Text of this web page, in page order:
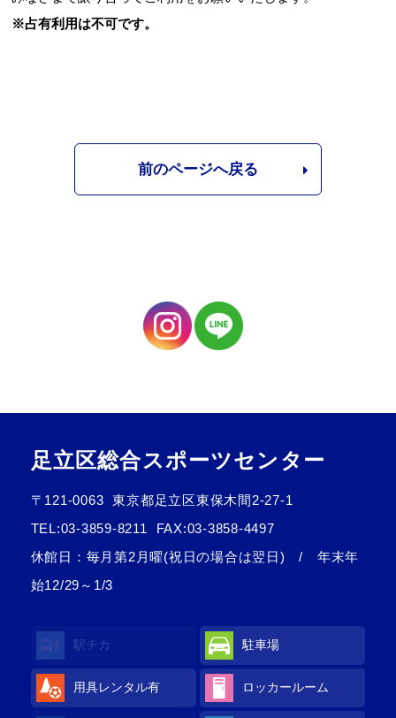
※占有利用は不可です。
前のページへ戻る
足立区総合スポーツセンター
〒121-0063
東京都足立区東保木間2-27-1
TEL:03-3859-8211
FAX:03-3858-4497
休館日：毎月第2月曜(祝日の場合は翌日) / 年末年
始12/29～1/3
駅チカ 駐車場
用具レンタル有 ロッカールーム